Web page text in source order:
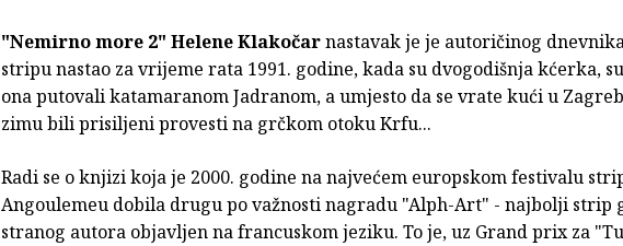
"Nemirno more 2" Helene Klakočarnastavak je je autoričinog
stripu nastao za vrijeme rata 1991. godine, kada su dvogodišnja kćerka,
ona putovali katamaranom Jadranom, a umjesto da se vrate kući u
zimu bili prisiljeni provesti na grčkom otoku Krfu...
Radi se o knjizi koja je 2000. godine na najvećem europskom festivalu
Angoulemeu dobila drugu po važnosti nagradu "Alph-Art" - najbolji strip
stranog autora objavljen na francuskom jeziku. To je, uz Grand prix za